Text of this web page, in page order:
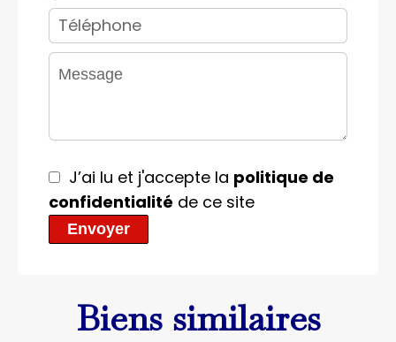
J’ai lu et j'accepte la politique de
confidentialité de ce site
Envoyer
Biens similaires